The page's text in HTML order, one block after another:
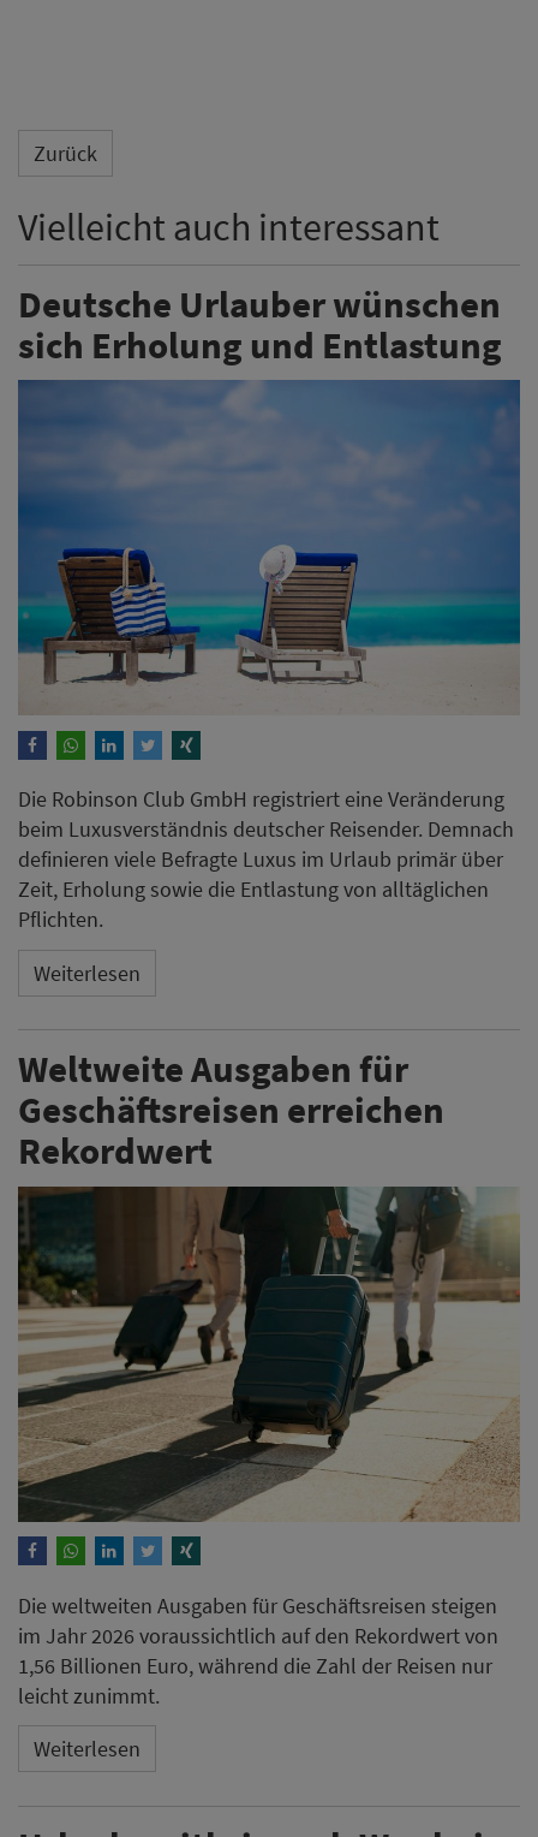
Zurück
Vielleicht auch interessant
Deutsche Urlauber wünschen
sich Erholung und Entlastung
Die Robinson Club GmbH registriert eine Veränderung
beim Luxusverständnis deutscher Reisender. Demnach
definieren viele Befragte Luxus im Urlaub primär über
Zeit, Erholung sowie die Entlastung von alltäglichen
Pflichten.
Weiterlesen
Weltweite Ausgaben für
Geschäftsreisen erreichen
Rekordwert
Die weltweiten Ausgaben für Geschäftsreisen steigen
im Jahr 2026 voraussichtlich auf den Rekordwert von
1,56 Billionen Euro, während die Zahl der Reisen nur
leicht zunimmt.
Weiterlesen